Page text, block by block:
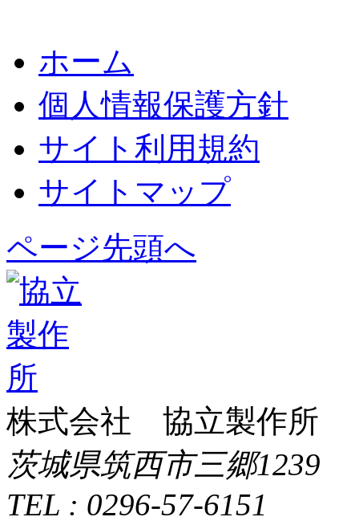
ホーム
個人情報保護方針
サイト利用規約
サイトマップ
ページ先頭へ
株式会社 協立製作所
茨城県筑西市三郷1239
TEL : 0296-57-6151